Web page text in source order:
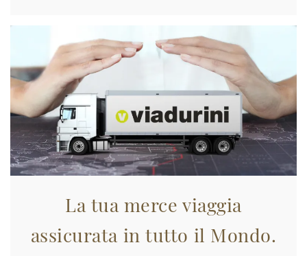
La tua merce viaggia
assicurata in tutto il Mondo.